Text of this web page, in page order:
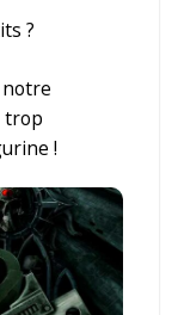
?
notre
trop
!